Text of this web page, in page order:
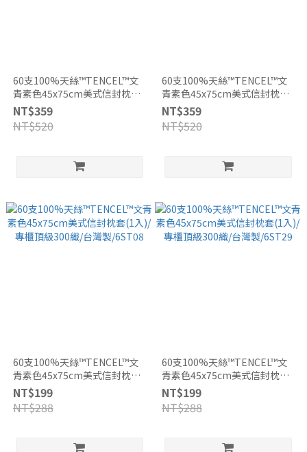
60支100%天絲™TENCEL™文
青素色45x75cm美式信封枕套
(2入/組)/專櫃頂級300織/台灣
製/6ST08
NT$359
NT$520
60支100%天絲™TENCEL™文
青素色45x75cm美式信封枕套
(2入/組)/專櫃頂級300織/台灣
製/6ST29
NT$359
NT$520
60支100%天絲™TENCEL™文
青素色45x75cm美式信封枕套
(1入)/專櫃頂級300織/台灣
製/6ST08
NT$199
NT$288
60支100%天絲™TENCEL™文
青素色45x75cm美式信封枕套
(1入)/專櫃頂級300織/台灣
製/6ST29
NT$199
NT$288